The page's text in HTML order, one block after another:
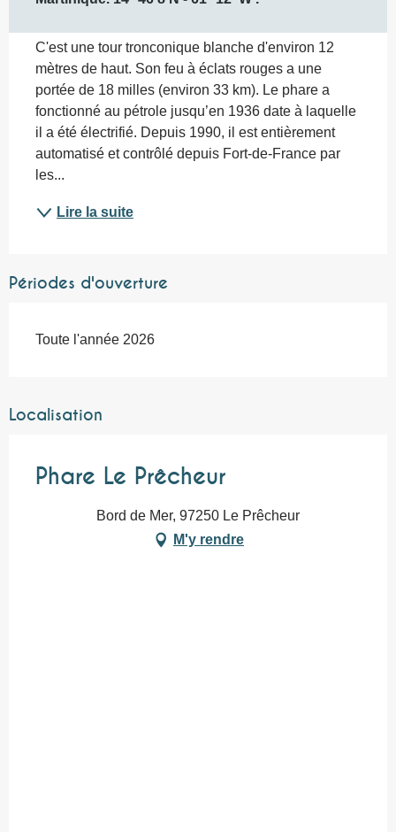
C'est une tour tronconique blanche d'environ 12
mètres de haut. Son feu à éclats rouges a une
portée de 18 milles (environ 33 km). Le phare a
fonctionné au pétrole jusqu’en 1936 date à laquelle
il a été électrifié. Depuis 1990, il est entièrement
automatisé et contrôlé depuis Fort-de-France par
les...
Lire la suite
Périodes d'ouverture
Toute l'année 2026
Localisation
Phare Le Prêcheur
Bord de Mer, 97250 Le Prêcheur
M'y rendre